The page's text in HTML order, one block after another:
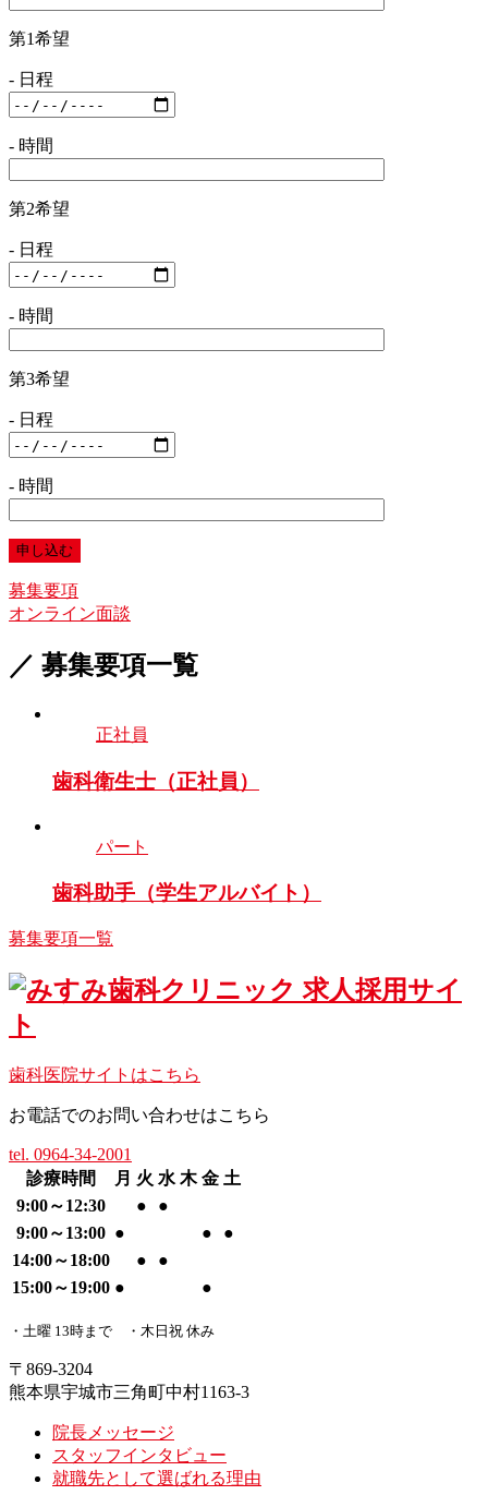
第1希望
- 日程
- 時間
第2希望
- 日程
- 時間
第3希望
- 日程
- 時間
募集要項
オンライン面談
／ 募集要項一覧
正社員
歯科衛生士（正社員）
パート
歯科助手（学生アルバイト）
募集要項一覧
歯科医院サイトはこちら
お電話でのお問い合わせはこちら
tel. 0964-34-2001
診療時間
月 火 水 木 金 土
9:00～12:30
●
●
9:00～13:00 ● ●
●
14:00～18:00
●
●
15:00～19:00 ● ●
・土曜 13時まで ・木日祝 休み
〒869-3204
熊本県宇城市三角町中村1163-3
院長メッセージ
スタッフインタビュー
就職先として選ばれる理由